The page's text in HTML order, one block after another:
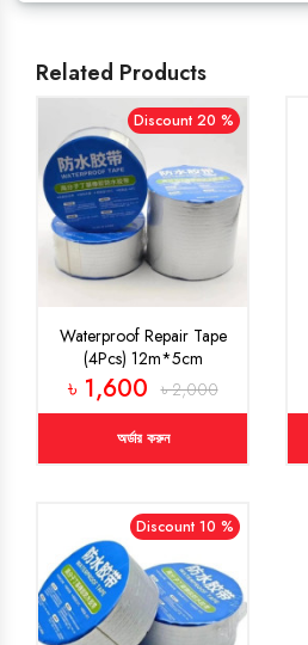
Related Products
Discount 20 %
Waterproof Repair Tape
(4Pcs) 12m*5cm
৳ 1,600 ৳ 2,000
অর্ডার করুন
Discount 10 %